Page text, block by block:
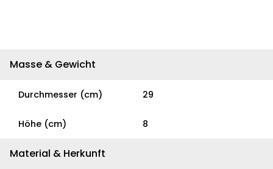
Masse & Gewicht
Durchmesser (cm) 29
Höhe (cm) 8
Material & Herkunft